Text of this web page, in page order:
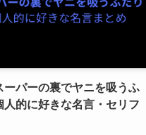
ーパーの裏でヤニを吸うふ
人的に好きな名言・セリフ